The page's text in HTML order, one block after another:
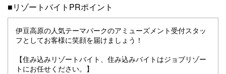
■リゾートバイトPRポイント
伊豆高原の人気テーマパークのアミューズメント受付スタッ
フとしてお客様に笑顔を届けましょう！
【住み込みリゾートバイト、住み込みバイトはジョブリゾー
トにお任せください。】